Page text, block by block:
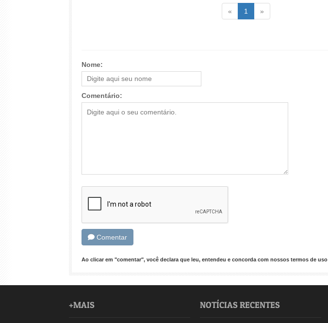
« Voltar1 (atual)
»
Nome:
Comentário:
Comentar
Ao clicar em "comentar", você declara que leu, entendeu e concorda com nossos termos de uso
+MAIS NOTÍCIAS RECENTES